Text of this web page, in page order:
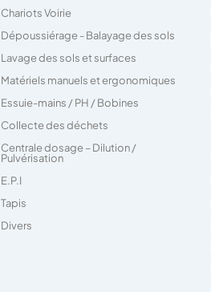
Chariots Voirie
Dépoussiérage - Balayage des sols
Lavage des sols et surfaces
Matériels manuels et ergonomiques
Essuie-mains / PH / Bobines
Collecte des déchets
Centrale dosage – Dilution /
Pulvérisation
E.P.I
Tapis
Divers